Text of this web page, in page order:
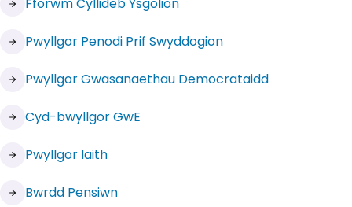
Pwyllgor Penodi Prif Swyddogion
(yn agor mewn tab newydd)
Pwyllgor Gwasanaethau Democrataidd
(yn agor mewn tab newydd)
Cyd-bwyllgor GwE
Pwyllgor Iaith
(yn agor mewn tab newydd)
Bwrdd Pensiwn
(yn agor mewn tab newydd)